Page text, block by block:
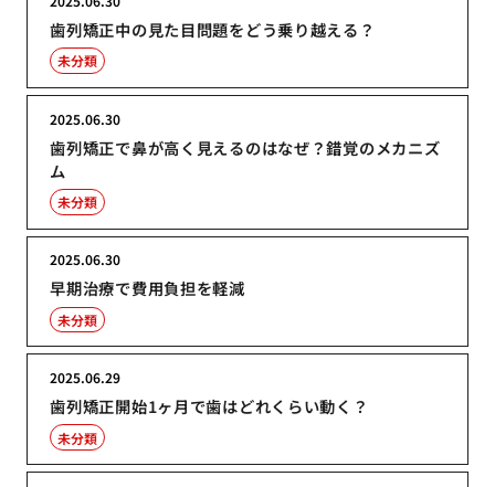
歯列矯正中の見た目問題をどう乗り越える？
未分類
歯列矯正で鼻が高く見えるのはなぜ？錯覚のメカニズ
ム
2025.06.30
未分類
早期治療で費用負担を軽減
2025.06.30
未分類
歯列矯正開始1ヶ月で歯はどれくらい動く？
2025.06.29
未分類